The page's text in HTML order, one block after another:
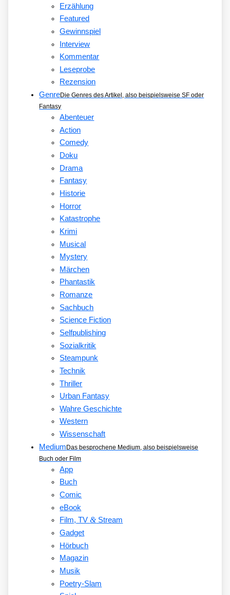
Erzählung
Featured
Gewinnspiel
Interview
Kommentar
Leseprobe
Rezension
GenreDie Genres des Artikel, also beispielsweise SF oder
Fantasy
Abenteuer
Action
Comedy
Doku
Drama
Fantasy
Historie
Horror
Katastrophe
Krimi
Musical
Mystery
Märchen
Phantastik
Romanze
Sachbuch
Science Fiction
Selfpublishing
Sozialkritik
Steampunk
Technik
Thriller
Urban Fantasy
Wahre Geschichte
Western
Wissenschaft
MediumDas besprochene Medium, also beispielsweise
Buch oder Film
App
Buch
Comic
eBook
Film, TV&Stream
Gadget
Hörbuch
Magazin
Musik
Poetry-Slam